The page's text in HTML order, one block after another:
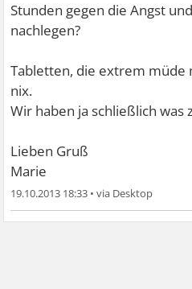
Stunden gegen die Angst
nachlegen?
Tabletten, die extrem müde
nix.
Wir haben ja schließlich was
Lieben Gruß
Marie
19.10.2013 18:33 •